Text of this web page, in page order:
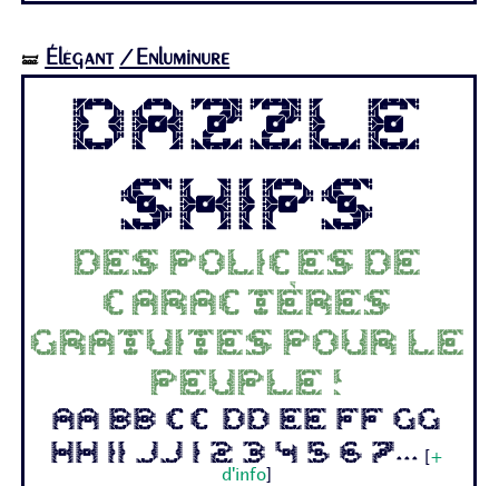
🝛 Élégant /Enluminure
Dazzle
Ships
Des polices de
caractères
gratuites pour le
peuple !
Aa Bb Cc Dd Ee Ff Gg
Hh Ii Jj 1 2 3 4 5 6 7...
+
d'info]